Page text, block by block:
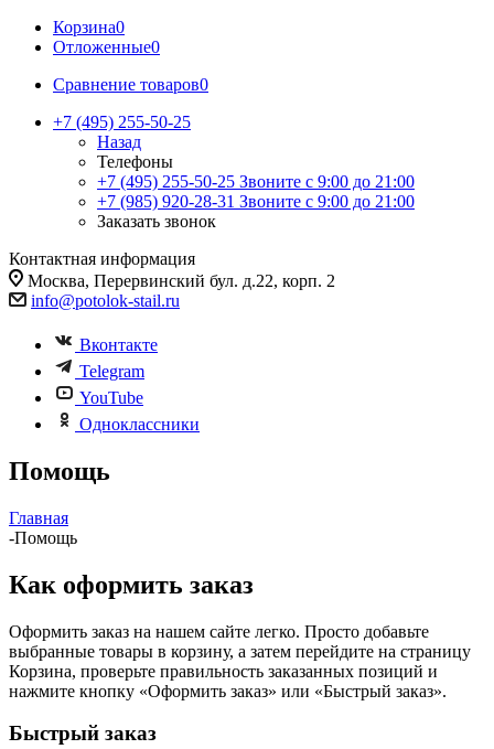
Корзина0
Отложенные0
Сравнение товаров0
+7 (495) 255-50-25
Назад
Телефоны
+7 (495) 255-50-25 Звоните с 9:00 до 21:00
+7 (985) 920-28-31 Звоните с 9:00 до 21:00
Заказать звонок
Контактная информация
Москва, Перервинский бул. д.22, корп. 2
info@potolok-stail.ru
Вконтакте
Telegram
YouTube
Одноклассники
Помощь
Главная
-Помощь
Как оформить заказ
Оформить заказ на нашем сайте легко. Просто добавьте
выбранные товары в корзину, а затем перейдите на страницу
Корзина, проверьте правильность заказанных позиций и
нажмите кнопку «Оформить заказ» или «Быстрый заказ».
Быстрый заказ